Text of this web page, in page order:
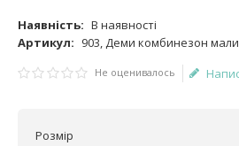
Наявність: В наявності
Артикул: 903, Деми комбинезон
Не оценивалось
Розмір